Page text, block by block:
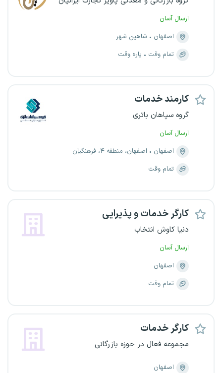
ارسال آسان
اصفهان
شاهین‌ شهر
تمام وقت
پاره وقت
کارمند خدمات
گروه سپاهان باتری
ارسال آسان
اصفهان
اصفهان، منطقه ۴، فرهنگیان
تمام وقت
کارگر خدمات و پذیرایی
دنیا کاوش انتخاب
ارسال آسان
اصفهان
تمام وقت
کارگر خدمات
مجموعه فعال در حوزه بازرگانی
اصفهان